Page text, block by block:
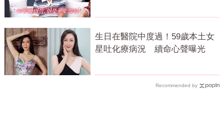
生日在醫院中度過！59歲本土女
星吐化療病況 續命心聲曝光
Recommended by